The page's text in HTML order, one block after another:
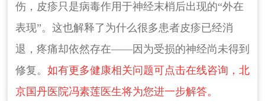
伤，皮疹只是病毒作用于神经末梢后出现的“外在
表现”。这也解释了为什么很多患者皮疹已经消
退，疼痛却依然存在——因为受损的神经尚未得到
修复。 如有更多健康相关问题可点击在线咨询，北
京国丹医院冯素莲医生将为您进一步解答。